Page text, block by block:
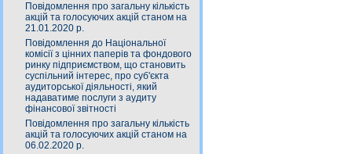
Повідомлення про загальну кількість
акцій та голосуючих акцій станом на
21.01.2020 р.
Повідомлення до Національної
комісії з цінних паперів та фондового
ринку підприємством, що становить
суспільний інтерес, про суб'єкта
аудиторської діяльності, який
надаватиме послуги з аудиту
фінансової звітності
Повідомлення про загальну кількість
акцій та голосуючих акцій станом на
06.02.2020 р.